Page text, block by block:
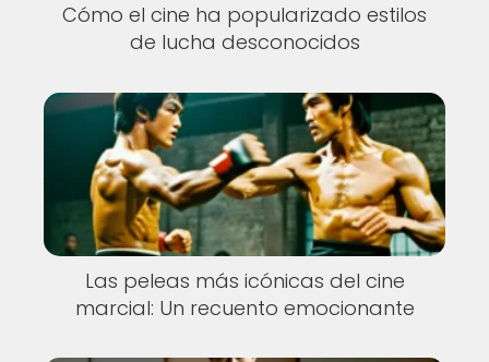
Cómo el cine ha popularizado estilos
de lucha desconocidos
Las peleas más icónicas del cine
marcial: Un recuento emocionante